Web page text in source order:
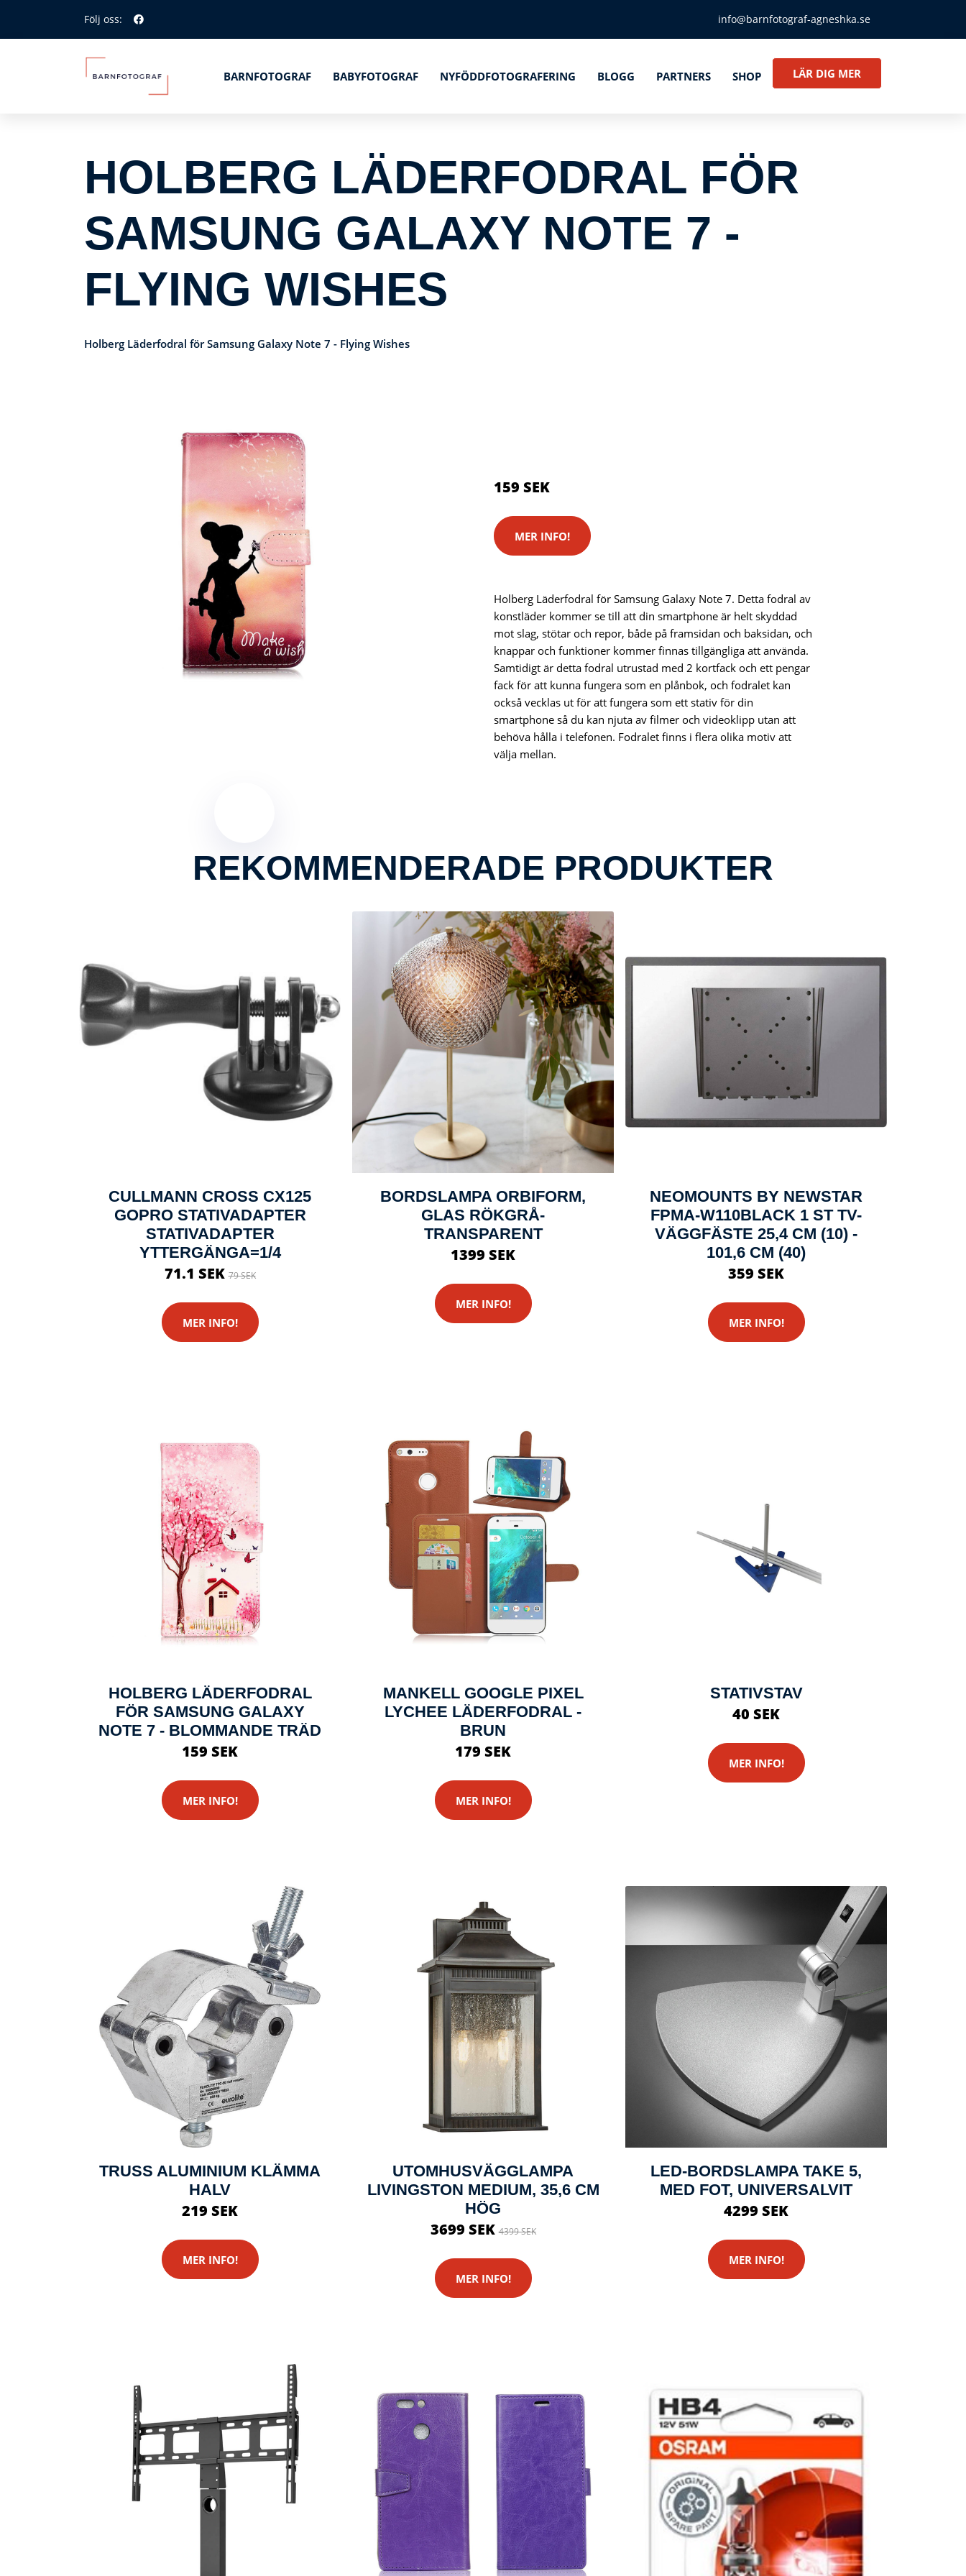
Följ oss: info@barnfotograf-agneshka.se
BARNFOTOGRAF BABYFOTOGRAF NYFÖDDFOTOGRAFERING BLOGG PARTNERS SHOP LÄR DIG MER
HOLBERG LÄDERFODRAL FÖR
SAMSUNG GALAXY NOTE 7 -
FLYING WISHES
Holberg Läderfodral för Samsung Galaxy Note 7 - Flying Wishes
159 SEK
MER INFO!
Holberg Läderfodral för Samsung Galaxy Note 7. Detta fodral av
konstläder kommer se till att din smartphone är helt skyddad
mot slag, stötar och repor, både på framsidan och baksidan, och
knappar och funktioner kommer finnas tillgängliga att använda.
Samtidigt är detta fodral utrustad med 2 kortfack och ett pengar
fack för att kunna fungera som en plånbok, och fodralet kan
också vecklas ut för att fungera som ett stativ för din
smartphone så du kan njuta av filmer och videoklipp utan att
behöva hålla i telefonen. Fodralet finns i flera olika motiv att
välja mellan.
REKOMMENDERADE PRODUKTER
CULLMANN CROSS CX125
GOPRO STATIVADAPTER
STATIVADAPTER
YTTERGÄNGA=1/4
71.1 SEK79 SEK
MER INFO!
BORDSLAMPA ORBIFORM,
GLAS RÖKGRÅ-
TRANSPARENT
1399 SEK
MER INFO!
NEOMOUNTS BY NEWSTAR
FPMA-W110BLACK 1 ST TV-
VÄGGFÄSTE 25,4 CM (10) -
101,6 CM (40)
359 SEK
MER INFO!
HOLBERG LÄDERFODRAL
FÖR SAMSUNG GALAXY
NOTE 7 - BLOMMANDE TRÄD
159 SEK
MER INFO!
MANKELL GOOGLE PIXEL
LYCHEE LÄDERFODRAL -
BRUN
179 SEK
MER INFO!
STATIVSTAV
40 SEK
MER INFO!
TRUSS ALUMINIUM KLÄMMA
HALV
219 SEK
MER INFO!
UTOMHUSVÄGGLAMPA
LIVINGSTON MEDIUM, 35,6 CM
HÖG
3699 SEK4399 SEK
MER INFO!
LED-BORDSLAMPA TAKE 5,
MED FOT, UNIVERSALVIT
4299 SEK
MER INFO!